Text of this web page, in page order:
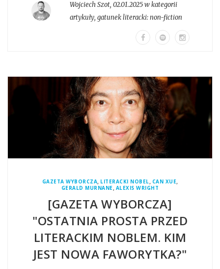
Wojciech Szot, 02.01.2025 w kategorii
artykuły, gatunek literacki:non-fiction
GAZETA WYBORCZA, LITERACKI NOBEL, CAN XUE,
GERALD MURNANE, ALEXIS WRIGHT
[GAZETA WYBORCZA]
"OSTATNIA PROSTA PRZED
LITERACKIM NOBLEM. KIM
JEST NOWA FAWORYTKA?"